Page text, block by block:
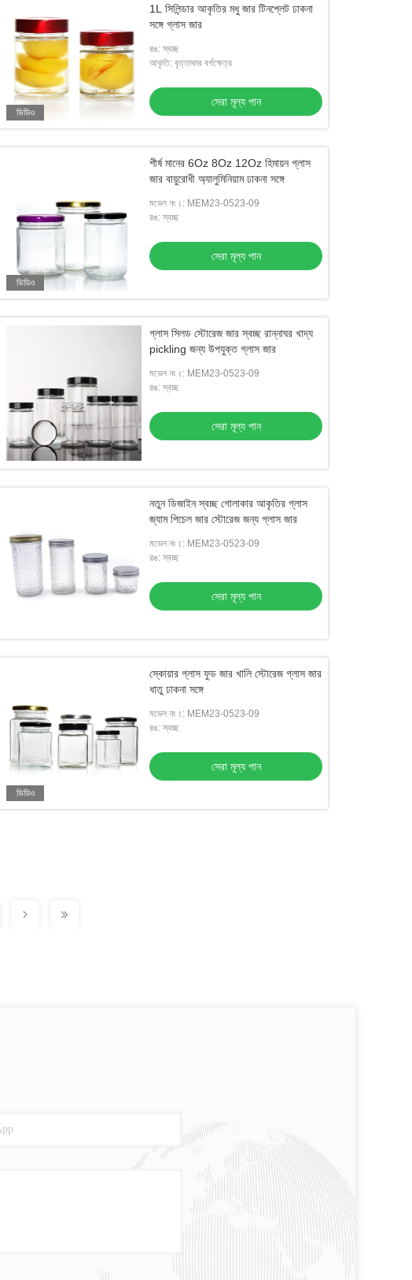
ভিডিও
1L সিলিন্ডার আকৃতির মধু জার টিনপ্লেট ঢাকনা
সঙ্গে গ্লাস জার
রঙ: স্বচ্ছ
আকৃতি: বৃত্তাকার বর্গক্ষেত্র
সেরা মূল্য পান
ভিডিও
শীর্ষ মানের 6Oz 8Oz 12Oz হিমায়ন গ্লাস
জার বায়ুরোধী অ্যালুমিনিয়াম ঢাকনা সঙ্গে
মডেল নং।: MEM23-0523-09
রঙ: স্বচ্ছ
সেরা মূল্য পান
গ্লাস সিলড স্টোরেজ জার স্বচ্ছ রান্নাঘর খাদ্য
pickling জন্য উপযুক্ত গ্লাস জার
মডেল নং।: MEM23-0523-09
রঙ: স্বচ্ছ
সেরা মূল্য পান
নতুন ডিজাইন স্বচ্ছ গোলাকার আকৃতির গ্লাস
জ্যাম পিচেল জার স্টোরেজ জন্য গ্লাস জার
মডেল নং।: MEM23-0523-09
রঙ: স্বচ্ছ
সেরা মূল্য পান
ভিডিও
স্কোয়ার গ্লাস ফুড জার খালি স্টোরেজ গ্লাস জার
ধাতু ঢাকনা সঙ্গে
মডেল নং।: MEM23-0523-09
রঙ: স্বচ্ছ
সেরা মূল্য পান